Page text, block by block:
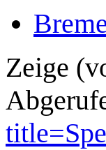
Zeige (